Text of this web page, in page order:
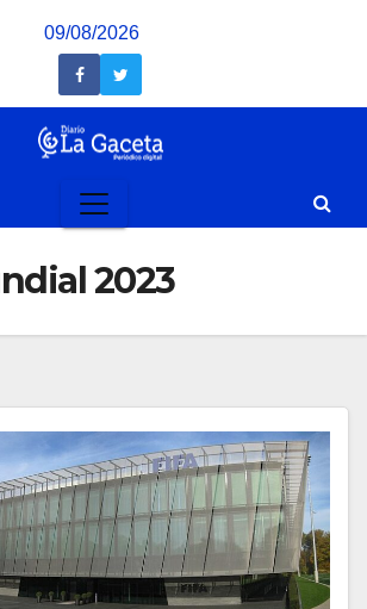
09/08/2026
2023